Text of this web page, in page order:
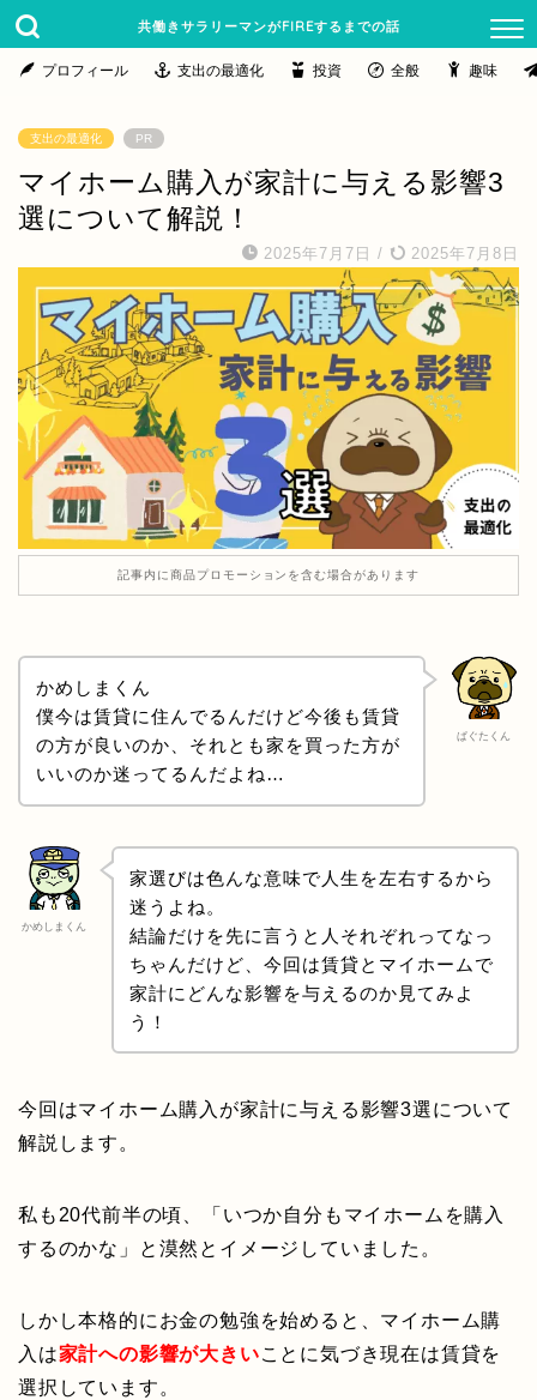
共働きサラリーマンがFIREするまでの話
プロフィール 支出の最適化 投資 全般 趣味
支出の最適化 PR
マイホーム購入が家計に与える影響3
選について解説！
2025年7月7日 / 2025年7月8日
記事内に商品プロモーションを含む場合があります
ぱぐたくん
かめしまくん
僕今は賃貸に住んでるんだけど今後も賃貸
の方が良いのか、それとも家を買った方が
いいのか迷ってるんだよね…
かめしまくん
家選びは色んな意味で人生を左右するから
迷うよね。
結論だけを先に言うと人それぞれってなっ
ちゃんだけど、今回は賃貸とマイホームで
家計にどんな影響を与えるのか見てみよ
う！
今回はマイホーム購入が家計に与える影響3選について
解説します。
私も20代前半の頃、「いつか自分もマイホームを購入
するのかな」と漠然とイメージしていました。
しかし本格的にお金の勉強を始めると、マイホーム購
入は家計への影響が大きいことに気づき現在は賃貸を
選択しています。